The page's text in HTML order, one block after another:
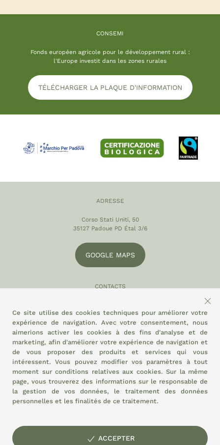
CONSEMI
Fonds européen agricole pour le développement rural :
l'Europe investit dans les zones rurales
TÉLÉCHARGER LA PLAQUE D'INFORMATION
ADRESSE
Corso Stati Uniti, 50
35127 Padoue PD Étal 3/6
GOOGLE MAPS
CONTACTS
info@eltamiso.it
NOUS ADHÉRONS À
Ce site utilise des cookies techniques pour améliorer votre
expérience de navigation. Avec votre consentement, nous
aimerions activer les cookies à des fins d'analyse et de
marketing, afin d'améliorer votre expérience de navigation et
de vous proposer des produits et services qui vous
intéressent. Vous pouvez modifier vos paramètres à tout
moment sur conditions relatives aux cookies. Sur la même
page, vous trouverez des informations sur le responsable de
la gestion de vos données, le traitement des données
personnelles et les finalités de ce traitement.
ACCEPTER